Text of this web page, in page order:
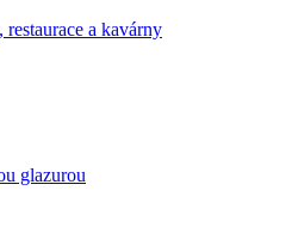
a kavárny
glazurou